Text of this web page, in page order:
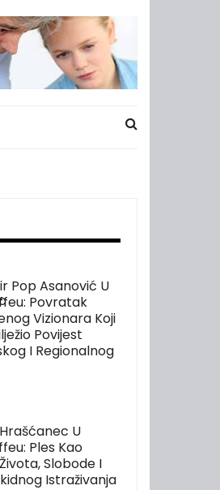
Pop Asanović U
Povratak
Vizionara Koji
Povijest
I Regionalnog
U
Ples Kao
Slobode I
Istraživanja